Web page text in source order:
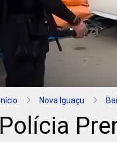
Início Nova Iguaçu
Polícia